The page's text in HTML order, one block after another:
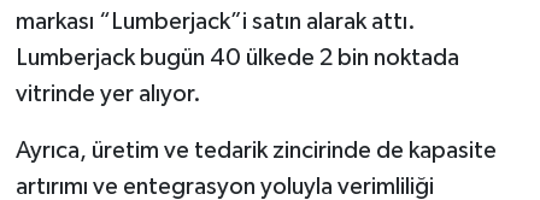
markası “Lumberjack”i satın alarak attı.
Lumberjack bugün 40 ülkede 2 bin noktada
vitrinde yer alıyor.
Ayrıca, üretim ve tedarik zincirinde de kapasite
artırımı ve entegrasyon yoluyla verimliliği